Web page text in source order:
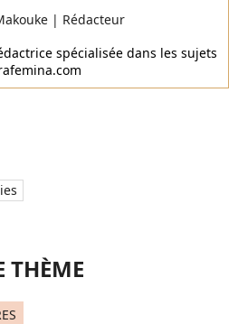
| Rédacteur
spécialisée dans les sujets
THÈME